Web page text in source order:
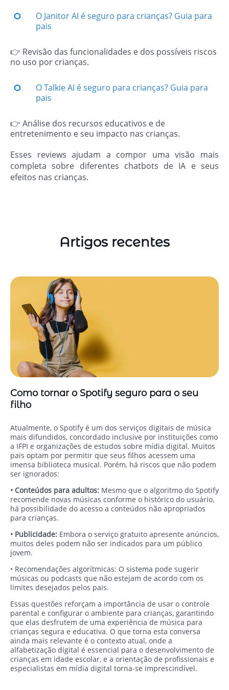
O Janitor AI é seguro para crianças? Guia para
pais
👉 Revisão das funcionalidades e dos possíveis riscos
no uso por crianças.
O Talkie AI é seguro para crianças? Guia para
pais
👉 Análise dos recursos educativos e de
entretenimento e seu impacto nas crianças.
Esses reviews ajudam a compor uma visão mais
completa sobre diferentes chatbots de IA e seus
efeitos nas crianças.
Artigos recentes
Como tornar o Spotify seguro para o seu
filho
Atualmente, o Spotify é um dos serviços digitais de música
mais difundidos, concordado inclusive por instituições como
a IFPI e organizações de estudos sobre mídia digital. Muitos
pais optam por permitir que seus filhos acessem uma
imensa biblioteca musical. Porém, há riscos que não podem
ser ignorados:
• Conteúdos para adultos: Mesmo que o algoritmo do Spotify
recomende novas músicas conforme o histórico do usuário,
há possibilidade do acesso a conteúdos não apropriados
para crianças.
• Publicidade: Embora o serviço gratuito apresente anúncios,
muitos deles podem não ser indicados para um público
jovem.
• Recomendações algorítmicas: O sistema pode sugerir
músicas ou podcasts que não estejam de acordo com os
limites desejados pelos pais.
Essas questões reforçam a importância de usar o controle
parental e configurar o ambiente para crianças, garantindo
que elas desfrutem de uma experiência de música para
crianças segura e educativa. O que torna esta conversa
ainda mais relevante é o contexto atual, onde a
alfabetização digital é essencial para o desenvolvimento de
crianças em idade escolar, e a orientação de profissionais e
especialistas em mídia digital torna-se imprescindível.